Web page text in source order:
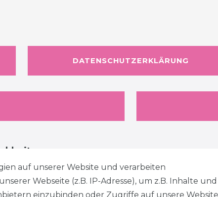
DATENSCHUTZERKLÄRUNG
auf unserer Website und verarbeiten
Webseite (z.B. IP-Adresse), um z.B. Inhalte und
einzubinden oder Zugriffe auf unsere